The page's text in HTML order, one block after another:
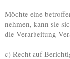
Möchte eine
nehmen, kann sie
die Verarbeitung
c) Recht auf